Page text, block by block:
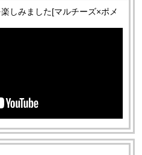
しみました[マルチーズ×ポメ